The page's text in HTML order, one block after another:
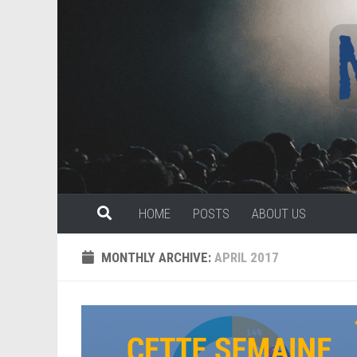
HOME POSTS ABOUT US
MONTHLY ARCHIVE: APRIL 2017